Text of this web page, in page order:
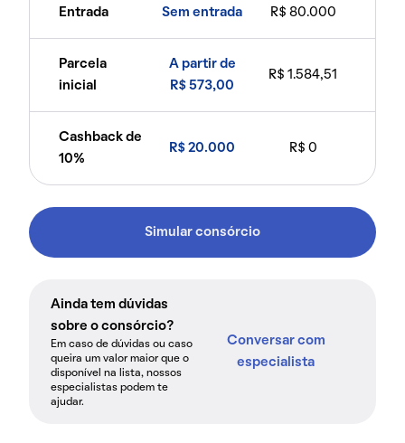
Entrada Sem entrada R$ 80.000
Parcela
inicial
A partir de
R$ 573,00
R$ 1.584,51
Cashback de
10%
R$ 20.000 R$ 0
Simular consórcio
Ainda tem dúvidas
sobre o consórcio?
Em caso de dúvidas ou caso
queira um valor maior que o
disponível na lista, nossos
especialistas podem te
ajudar.
Conversar com
especialista